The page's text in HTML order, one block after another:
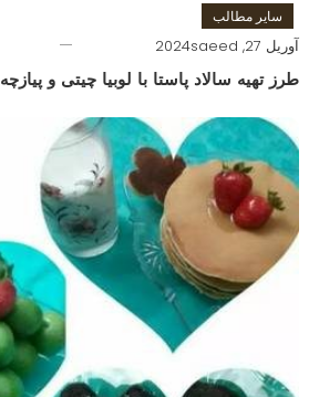
سایر مطالب
آوریل 27, 2024 saeed
طرز تهیه سالاد پاستا با لوبیا چیتی و پیازچه